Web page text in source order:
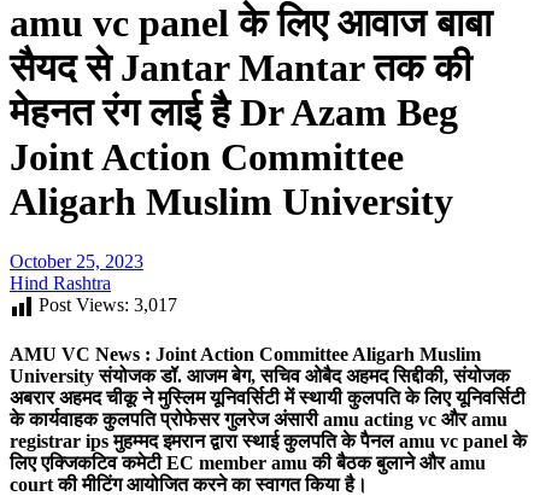
amu vc panel के लिए आवाज बाबा
सैयद से Jantar Mantar तक की
मेहनत रंग लाई है Dr Azam Beg
Joint Action Committee
Aligarh Muslim University
October 25, 2023
Hind Rashtra
Post Views: 3,017
AMU VC News : Joint Action Committee Aligarh Muslim
University संयोजक डॉ. आजम बेग, सचिव ओबैद अहमद सिद्दीकी, संयोजक
अबरार अहमद चीकूने मुस्लिम यूनिवर्सिटी में स्थायी कुलपति के लिए यूनिवर्सिटी
केकार्यवाहक कुलपति प्रोफेसर गुलरेज अंसारी amu acting vc और amu
registrar ips मुहम्मद इमरान द्वारा स्थाई कुलपति के पैनल amu vc panel के
लिए एक्जिकटिव कमेटीEC member amuकी बैठक बुलाने औरamu
courtकी मीटिंग आयोजित करने का स्वागत किया है।